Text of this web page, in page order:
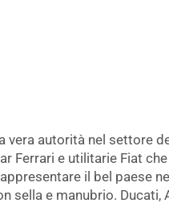
vera autorità nel settore
Ferrari e utilitarie Fiat
il bel paese
sella e manubrio. Ducati,